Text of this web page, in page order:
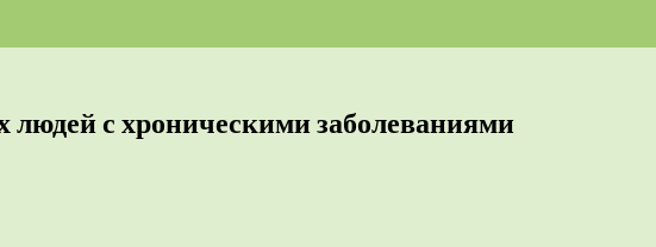
с хроническими заболеваниями